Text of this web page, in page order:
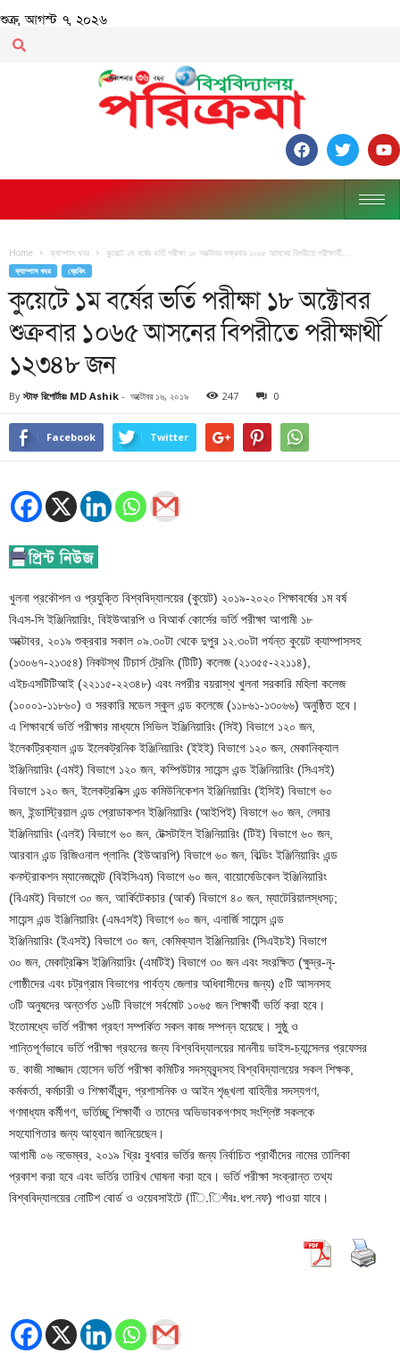
শুক্র, আগস্ট ৭, ২০২৬
Home ক্যাম্পাস খবর কুয়েটে ১ম বর্ষের ভর্তি পরীক্ষা ১৮ অক্টোবর শুক্রবার ১০৬৫ আসনের বিপরীতে পরীক্ষার্থী...
ক্যাম্পাস খবর ব্রেকিং
কুয়েটে ১ম বর্ষের ভর্তি পরীক্ষা ১৮ অক্টোবর
শুক্রবার ১০৬৫ আসনের বিপরীতে পরীক্ষার্থী
১২৩৪৮ জন
By স্টাফ রিপোর্টারঃ MD Ashik - অক্টোবর ১৬, ২০১৯ 247 0
Facebook Twitter
খুলনা প্রকৌশল ও প্রযুক্তি বিশ্ববিদ্যালয়ের (কুয়েট) ২০১৯-২০২০ শিক্ষাবর্ষের ১ম বর্ষ
বিএস-সি ইঞ্জিনিয়ারিং, বিইউআরপি ও বিআর্ক কোর্সের ভর্তি পরীক্ষা আগামী ১৮
অক্টোবর, ২০১৯ শুক্রবার সকাল ০৯.৩০টা থেকে দুপুর ১২.৩০টা পর্যন্ত কুয়েট ক্যাম্পাসসহ
(১৩০৬৭-২১৩৫৪) নিকটস্থ টিচার্স ট্রেনিং (টিটি) কলেজ (২১৩৫৫-২২১১৪),
এইচএসটিটিআই (২২১১৫-২২৩৪৮) এবং নগরীর বয়রাস্থ খুলনা সরকারি মহিলা কলেজ
(১০০০১-১১৮৬০) ও সরকারি মডেল স্কুল এন্ড কলেজে (১১৮৬১-১৩০৬৬) অনুষ্ঠিত হবে।
এ শিক্ষাবর্ষে ভর্তি পরীক্ষার মাধ্যমে সিভিল ইঞ্জিনিয়ারিং (সিই) বিভাগে ১২০ জন,
ইলেকট্রিক্যাল এন্ড ইলেকট্রনিক ইঞ্জিনিয়ারিং (ইইই) বিভাগে ১২০ জন, মেকানিক্যাল
ইঞ্জিনিয়ারিং (এমই) বিভাগে ১২০ জন, কম্পিউটার সায়েন্স এন্ড ইঞ্জিনিয়ারিং (সিএসই)
বিভাগে ১২০ জন, ইলেকট্রনিক্স এন্ড কমিউনিকেশন ইঞ্জিনিয়ারিং (ইসিই) বিভাগে ৬০
জন, ইন্ডাস্ট্রিয়াল এন্ড প্রোডাকশন ইঞ্জিনিয়ারিং (আইপিই) বিভাগে ৬০ জন, লেদার
ইঞ্জিনিয়ারিং (এলই) বিভাগে ৬০ জন, টেক্সটাইল ইঞ্জিনিয়ারিং (টিই) বিভাগে ৬০ জন,
আরবান এন্ড রিজিওনাল প্লানিং (ইউআরপি) বিভাগে ৬০ জন, বিল্ডিং ইঞ্জিনিয়ারিং এন্ড
কনস্ট্রাকশন ম্যানেজমেন্ট (বিইসিএম) বিভাগে ৬০ জন, বায়োমেডিকেল ইঞ্জিনিয়ারিং
(বিএমই) বিভাগে ৩০ জন, আর্কিটেকচার (আর্ক) বিভাগে ৪০ জন, ম্যাটেরিয়ালস্ধসঢ়;
সায়েন্স এন্ড ইঞ্জিনিয়ারিং (এমএসই) বিভাগে ৬০ জন, এনার্জি সায়েন্স এন্ড
ইঞ্জিনিয়ারিং (ইএসই) বিভাগে ৩০ জন, কেমিক্যাল ইঞ্জিনিয়ারিং (সিএইচই) বিভাগে
৩০ জন, মেকাট্রনিক্স ইঞ্জিনিয়ারিং (এমটিই) বিভাগে ৩০ জন এবং সংরক্ষিত (ক্ষুদ্র-নৃ-
গোষ্ঠীদের এবং চট্রগ্রাম বিভাগের পার্বত্য জেলার অধিবাসীদের জন্য) ৫টি আসনসহ
৩টি অনুষদের অন্তর্গত ১৬টি বিভাগে সর্বমোট ১০৬৫ জন শিক্ষার্থী ভর্তি করা হবে।
ইতোমধ্যে ভর্তি পরীক্ষা গ্রহণ সম্পর্কিত সকল কাজ সম্পন্ন হয়েছে। সুষ্ঠু ও
শান্তিপূর্ণভাবে ভর্তি পরীক্ষা গ্রহনের জন্য বিশ্ববিদ্যালয়ের মাননীয় ভাইস-চ্যান্সেলর প্রফেসর
ড. কাজী সাজ্জাদ হোসেন ভর্তি পরীক্ষা কমিটির সদস্যবৃন্দসহ বিশ্ববিদ্যালয়ের সকল শিক্ষক,
কর্মকর্তা, কর্মচারী ও শিক্ষার্থীবৃন্দ, প্রশাসনিক ও আইন শৃঙ্খলা বাহিনীর সদস্যগণ,
গণমাধ্যম কর্মীগণ, ভর্তিচ্ছু শিক্ষার্থী ও তাদের অভিভাবকগণসহ সংশ্লিষ্ট সকলকে
সহযোগিতার জন্য আহ্বান জানিয়েছেন।
আগামী ০৬ নভেম্বর, ২০১৯ খ্রিঃ বুধবার ভর্তির জন্য নির্বাচিত প্রার্থীদের নামের তালিকা
প্রকাশ করা হবে এবং ভর্তির তারিখ ঘোষনা করা হবে। ভর্তি পরীক্ষা সংক্রান্ত তথ্য
বিশ্ববিদ্যালয়ের নোটিশ বোর্ড ও ওয়েবসাইটে (িি.িশঁবঃ.ধপ.নফ) পাওয়া যাবে।